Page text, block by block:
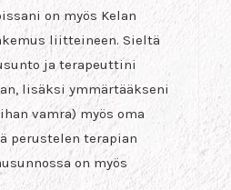
on myös Kelan
liitteineen. Sieltä
ja terapeuttini
lisäksi ymmärtääkseni
vamra) myös oma
perustelen terapian
on myös